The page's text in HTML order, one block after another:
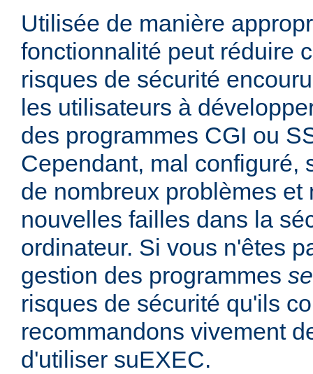
Utilisée de manière
fonctionnalité peut réduire
risques de sécurité
les utilisateurs à
des programmes CGI ou
Cependant, mal configuré,
de nombreux problèmes et
nouvelles failles dans la
ordinateur. Si vous n'êtes
gestion des programmes
risques de sécurité qu'ils
recommandons vivement
d'utiliser suEXEC.